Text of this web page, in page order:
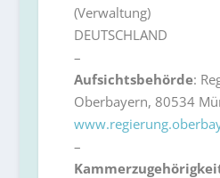
(Verwaltung)
DEUTSCHLAND
–
Aufsichtsbehörde:
Oberbayern, 80534
–